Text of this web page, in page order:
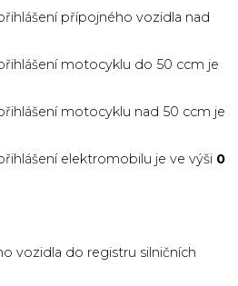
přípojného vozidla nad
motocyklu do 50 ccm je
motocyklu nad 50 ccm je
elektromobilu je ve výši 0
vozidla do registru silničních